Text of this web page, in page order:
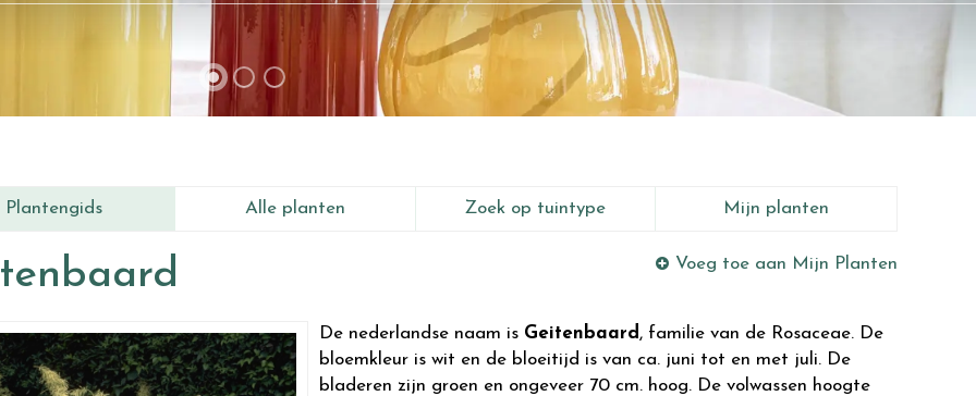
Plantengids Alle planten Zoek op tuintype Mijn planten
Voeg toe aan Mijn Planten
De nederlandse naam is Geitenbaard , familie van de Rosaceae. De
bloemkleur is wit en de bloeitijd is van ca. juni tot en met juli. De
bladeren zijn groen en ongeveer 70 cm. hoog. De volwassen hoogte